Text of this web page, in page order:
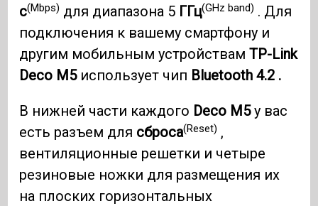
с(Mbps) для диапазона 5 ГГц(GHz band) . Для
подключения к вашему смартфону и
другим мобильным устройствамTP-Link
Deco M5использует чип Bluetooth 4.2 .
В нижней части каждого Deco M5у вас
есть разъем для сброса(Reset) ,
вентиляционные решетки и четыре
резиновые ножки для размещения их
на плоских горизонтальных